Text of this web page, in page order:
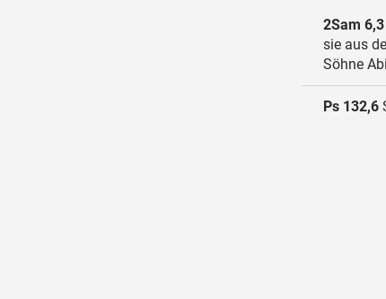
2Sam 6,3
sie aus
Söhne
Ps 132,6